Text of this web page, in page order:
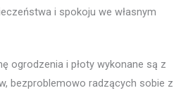
i spokoju we własnym
ogrodzenia i płoty wykonane są z
bezproblemowo radzących sobie z